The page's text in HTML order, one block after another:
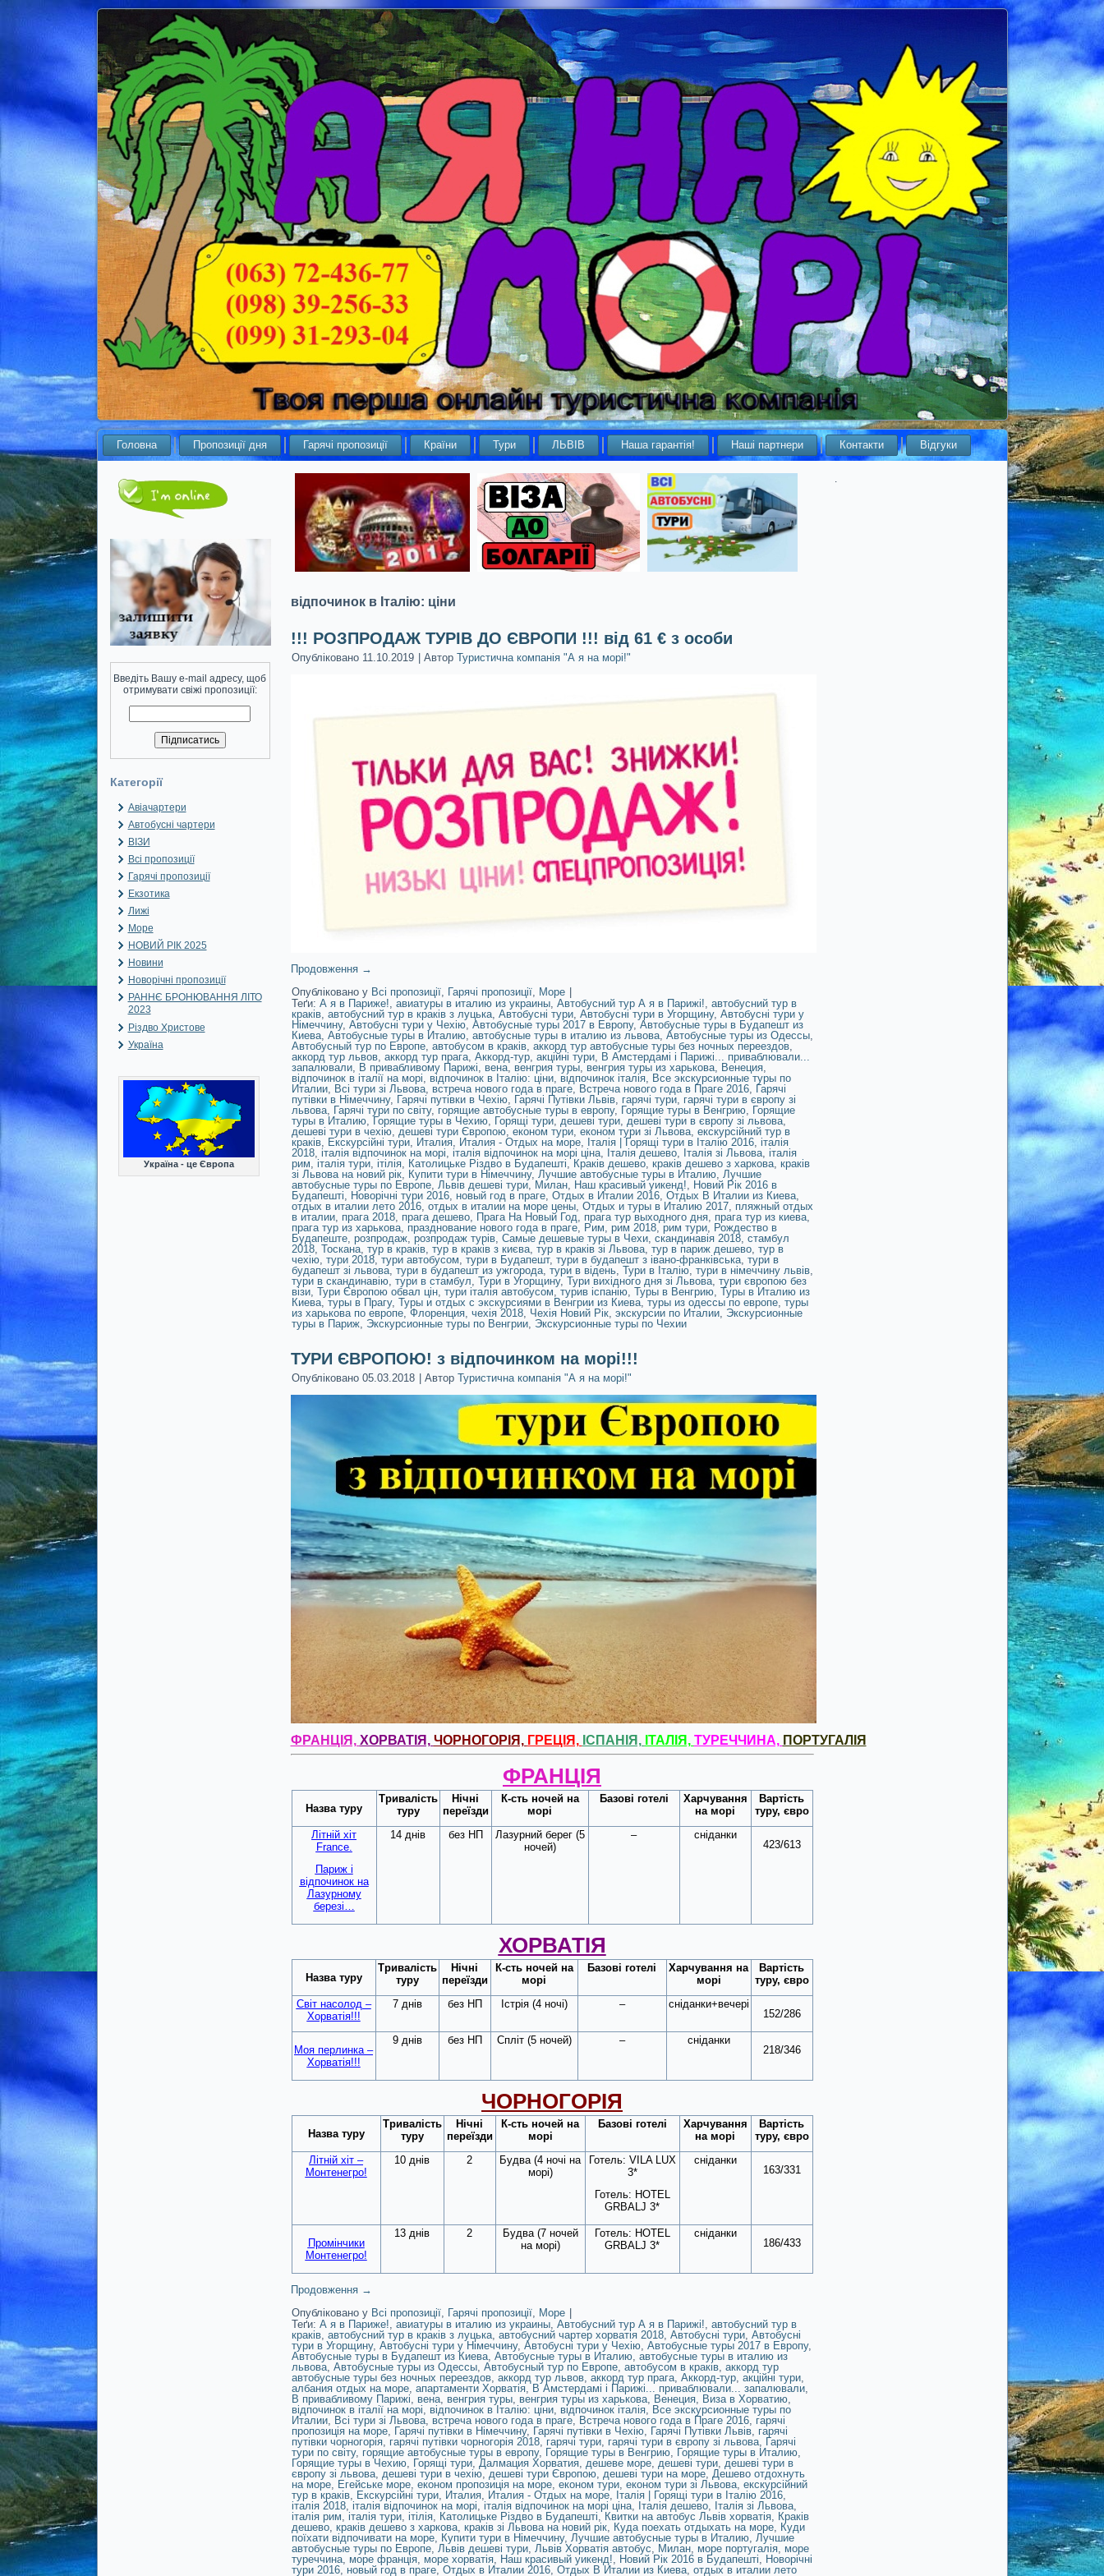
Головна Пропозиції дня Гарячі пропозиції Країни Тури ЛЬВІВ Наша гарантія! Наші партнери Контакти Відгуки
Введіть Вашу e-mail адресу, щоб
отримувати свіжі пропозиції:
Категорії
Авіачартери
Автобусні чартери
ВІЗИ
Всі пропозиції
Гарячі пропозиції
Екзотика
Лижі
Море
НОВИЙ РІК 2025
Новини
Новорічні пропозиції
РАННЄ БРОНЮВАННЯ ЛІТО
2023
Різдво Христове
Україна
Україна - це Європа
відпочинок в Італію: ціни
!!! РОЗПРОДАЖ ТУРІВ ДО ЄВРОПИ !!! від 61 € з особи
Опубліковано 11.10.2019 Автор Туристична компанія "А я на морі!"
Продовження →
Опубліковано у Всі пропозиції, Гарячі пропозиції, Море
Теґи: А я в Париже!, авиатуры в италию из украины, Автобусний тур А я в Парижі!, автобусний тур в
краків, автобусний тур в краків з луцька, Автобусні тури, Автобусні тури в Угорщину, Автобусні тури у
Німеччину, Автобусні тури у Чехію, Автобусные туры 2017 в Европу, Автобусные туры в Будапешт из
Киева, Автобусные туры в Италию, автобусные туры в италию из львова, Автобусные туры из Одессы,
Автобусный тур по Европе, автобусом в краків, аккорд тур автобусные туры без ночных переездов,
аккорд тур львов, аккорд тур прага, Аккорд-тур, акційні тури, В Амстердамі і Парижі... приваблювали...
запалювали, В привабливому Парижі, вена, венгрия туры, венгрия туры из харькова, Венеция,
відпочинок в італії на морі, відпочинок в Італію: ціни, відпочинок італія, Все экскурсионные туры по
Италии, Всі тури зі Львова, встреча нового года в праге, Встреча нового года в Праге 2016, Гарячі
путівки в Німеччину, Гарячі путівки в Чехію, Гарячі Путівки Львів, гарячі тури, гарячі тури в європу зі
львова, Гарячі тури по світу, горящие автобусные туры в европу, Горящие туры в Венгрию, Горящие
туры в Италию, Горящие туры в Чехию, Горящі тури, дешеві тури, дешеві тури в європу зі львова,
дешеві тури в чехію, дешеві тури Європою, економ тури, економ тури зі Львова, екскурсійний тур в
краків, Екскурсійні тури, Италия, Италия - Отдых на море, Італія | Горящі тури в Італію 2016, італія
2018, італія відпочинок на морі, італія відпочинок на морі ціна, Італія дешево, Італія зі Львова, італія
рим, італія тури, ітілія, Католицьке Різдво в Будапешті, Краків дешево, краків дешево з харкова, краків
зі Львова на новий рік, Купити тури в Німеччину, Лучшие автобусные туры в Италию, Лучшие
автобусные туры по Европе, Львів дешеві тури, Милан, Наш красивый уикенд!, Новий Рік 2016 в
Будапешті, Новорічні тури 2016, новый год в праге, Отдых в Италии 2016, Отдых В Италии из Киева,
отдых в италии лето 2016, отдых в италии на море цены, Отдых и туры в Италию 2017, пляжный отдых
в италии, прага 2018, прага дешево, Прага На Новый Год, прага тур выходного дня, прага тур из киева,
прага тур из харькова, празднование нового года в праге, Рим, рим 2018, рим тури, Рождество в
Будапеште, розпродаж, розпродаж турів, Самые дешевые туры в Чехи, скандинавія 2018, стамбул
2018, Тоскана, тур в краків, тур в краків з києва, тур в краків зі Львова, тур в париж дешево, тур в
чехію, тури 2018, тури автобусом, тури в Будапешт, тури в будапешт з івано-франківська, тури в
будапешт зі львова, тури в будапешт из ужгорода, тури в відень, Тури в Італію, тури в німеччину львів,
тури в скандинавію, тури в стамбул, Тури в Угорщину, Тури вихідного дня зі Львова, тури європою без
візи, Тури Європою обвал цін, тури італія автобусом, турив іспанію, Туры в Венгрию, Туры в Италию из
Киева, туры в Прагу, Туры и отдых с экскурсиями в Венгрии из Киева, туры из одессы по европе, туры
из харькова по европе, Флоренция, чехія 2018, Чехія Новий Рік, экскурсии по Италии, Экскурсионные
туры в Париж, Экскурсионные туры по Венгрии, Экскурсионные туры по Чехии
ТУРИ ЄВРОПОЮ! з відпочинком на морі!!!
Опубліковано 05.03.2018 Автор Туристична компанія "А я на морі!"
ФРАНЦІЯ, ХОРВАТІЯ, ЧОРНОГОРІЯ, ГРЕЦІЯ, ІСПАНІЯ, ІТАЛІЯ, ТУРЕЧЧИНА, ПОРТУГАЛІЯ
ФРАНЦІЯ
Назва туру
Тривалість
туру
Нічні
переїзди
К-сть ночей на
морі
Базові готелі
Харчування
на морі
Вартість
туру, євро
Літній хіт
France.
Париж і
відпочинок на
Лазурному
березі…
14 днів без НП
Лазурний берег (5
ночей)
–
сніданки
423/613
ХОРВАТІЯ
Назва туру
Тривалість
туру
Нічні
переїзди
К-сть ночей на
морі
Базові готелі
Харчування на
морі
Вартість
туру, євро
Світ насолод –
Хорватія!!!
7 днів без НП Істрія (4 ночі) –
сніданки+вечері
152/286
Моя перлинка –
Хорватія!!!
9 днів без НП Спліт (5 ночей) –
сніданки
218/346
ЧОРНОГОРІЯ
Назва туру
Тривалість
туру
Нічні
переїзди
К-сть ночей на
морі
Базові готелі
Харчування
на морі
Вартість
туру, євро
Літній хіт –
Монтенегро!
10 днів 2
Будва (4 ночі на
морі)
Готель: VILA LUX
3*
Готель: HOTEL
GRBALJ 3*
сніданки
163/331
Промінчики
Монтенегро!
13 днів 2
Будва (7 ночей
на морі)
Готель: HOTEL
GRBALJ 3*
сніданки
186/433
Продовження →
Опубліковано у Всі пропозиції, Гарячі пропозиції, Море |
Теґи: А я в Париже! авиатуры в италию из украины, Автобусний тур А я в Парижі! автобусний тур в
краків, автобусний тур в краків з луцька, автобусний чартер хорватія 2018, Автобусні тури, Автобусні
тури в Угорщину, Автобусні тури у Німеччину, Автобусні тури у Чехію, Автобусные туры 2017 в Европу,
Автобусные туры в Будапешт из Киева, Автобусные туры в Италию, автобусные туры в италию из
львова, Автобусные туры из Одессы, Автобусный тур по Европе, автобусом в краків, аккорд тур
автобусные туры без ночных переездов, аккорд тур львов, аккорд тур прага, Аккорд-тур, акційні тури,
албания отдых на море, апартаменти Хорватія,В Амстердамі і Парижі... приваблювали... запалювали,
В привабливому Парижі
вена, венгрия туры, венгрия туры из харькова, Венеция, ‎Виза в Хорватию,
відпочинок в італії на морі
відпочинок в Італію: ціни, відпочинок італія, Все экскурсионные туры по
Италии, Всі тури зі Львова, встреча нового года в праге, Встреча нового года в Праге 2016, гарячі
пропозиція на море, Гарячі путівки в Німеччину, Гарячі путівки в Чехію, Гарячі Путівки Львів, гарячі
путівки чорногорія, гарячі путівки чорногорія 2018,гарячі тури, гарячі тури в європу зі львова, Гарячі
тури по світу, горящие автобусные туры в европу, Горящие туры в Венгрию, Горящие туры в Италию,
Горящие туры в Чехию, Горящі тури, Далмация Хорватия, дешеве море, дешеві тури, дешеві тури в
європу зі львова, дешеві тури в чехію, дешеві тури Європою, дешеві тури на море, Дешево отдохнуть
на море, Егейське море, економ пропозиція на море, економ тури, економ тури зі Львова, екскурсійний
тур в краків, Екскурсійні тури, Италия, Италия - Отдых на море, Італія | Горящі тури в Італію 2016,
італія 2018, італія відпочинок на морі італія відпочинок на морі ціна, Італія дешево, Італія зі Львова,
італія рим італія тури, ітілія, Католицьке Різдво в Будапешті , Квитки на автобус Львів хорватія, Краків
дешево, краків дешево з харкова, краків зі Львова на новий рік, Куда поехать отдыхать на море, Куди
поїхати відпочивати на море, Купити тури в Німеччину, Лучшие автобусные туры в Италию, Лучшие
автобусные туры по Европе, Львів дешеві тури, Львів Хорватія автобус Милан, море португалія, море
туреччина, море франція, море хорватія, Наш красивый уикенд! Новий Рік 2016 в Будапешті
Новорічні
тури 2016, новый год в праге, Отдых в Италии 2016, Отдых В Италии из Киева, отдых в италии лето
.